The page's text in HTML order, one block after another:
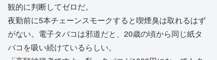
観的に判断してゼロだ。
夜勤前に5本チェーンスモークすると喫煙臭は取れるはず
がない。電子タバコは邪道だと、20歳の頃から同じ紙タ
バコを吸い続けているらしい。